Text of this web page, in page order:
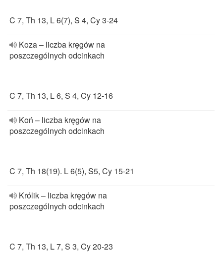
C 7, Th 13, L 6(7), S 4, Cy 3-24
Koza – liczba kręgów na
poszczególnych odcinkach
C 7, Th 13, L 6, S 4, Cy 12-16
Koń – liczba kręgów na
poszczególnych odcinkach
C 7, Th 18(19). L 6(5), S5, Cy 15-21
Królik – liczba kręgów na
poszczególnych odcinkach
C 7, Th 13, L 7, S 3, Cy 20-23